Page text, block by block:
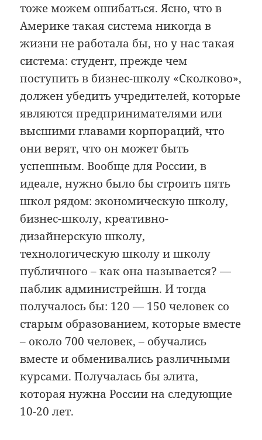
тоже можем ошибаться. Ясно, что в
Америке такая система никогда в
жизни не работала бы, но у нас такая
система: студент, прежде чем
поступить в бизнес-школу «Сколково»,
должен убедить учредителей, которые
являются предпринимателями или
высшими главами корпораций, что
они верят, что он может быть
успешным. Вообще для России, в
идеале, нужно было бы строить пять
школ рядом: экономическую школу,
бизнес-школу, креативно-
дизайнерскую школу,
технологическую школу и школу
публичного – как она называется? —
паблик администрейшн. И тогда
получалось бы: 120 — 150 человек со
старым образованием, которые вместе
– около 700 человек, – обучались
вместе и обменивались различными
курсами. Получалась бы элита,
которая нужна России на следующие
10-20 лет.